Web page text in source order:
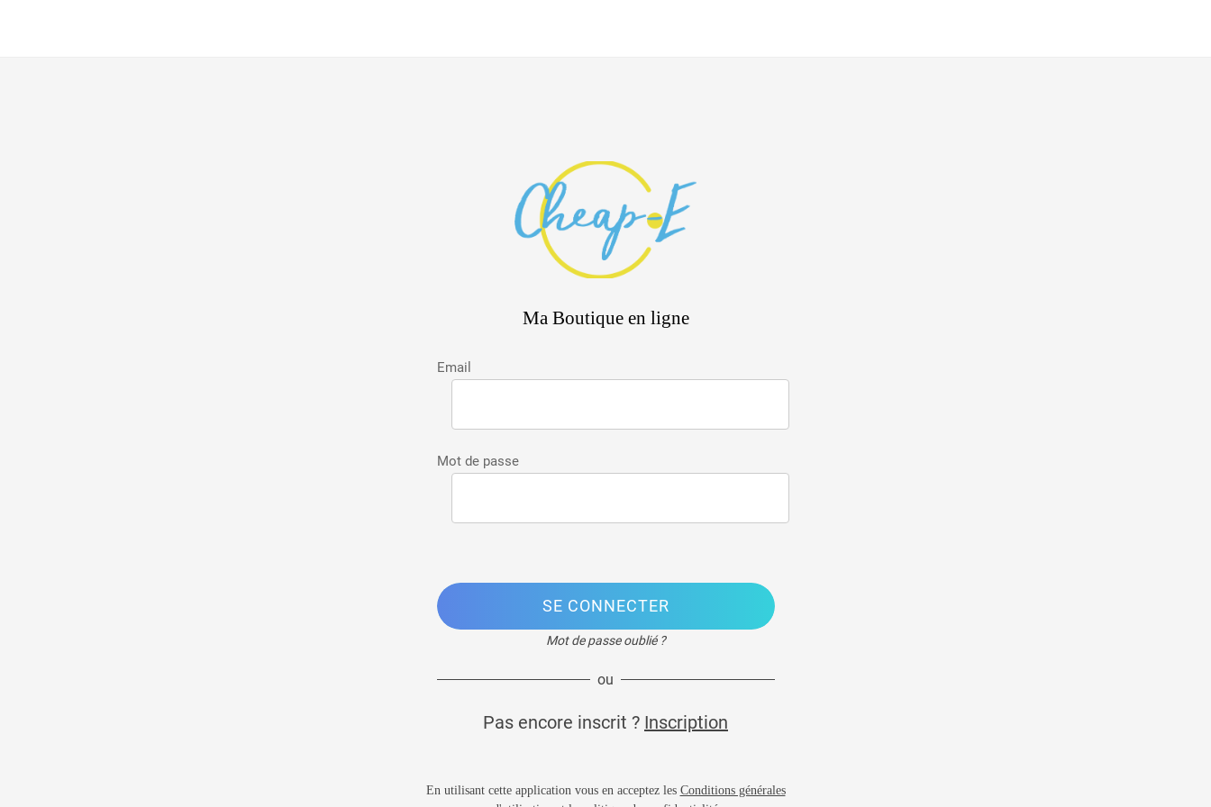
Ma Boutique en ligne
Email
Mot de passe
SE CONNECTER
Mot de passe oublié ?
ou
Pas encore inscrit ? Inscription
En utilisant cette application vous en acceptez les Conditions générales